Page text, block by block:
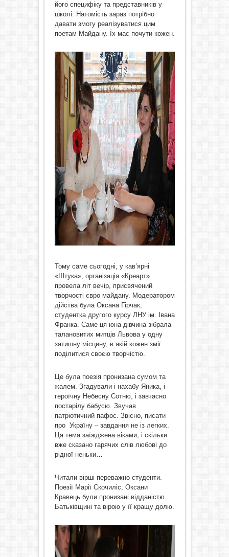
його специфіку та представників у
школі. Натомість зараз потрібно
давати змогу реалізуватися цим
поетам Майдану. Їх має почути кожен.
Тому саме сьогодні, у кав’ярні
«Штука», організація «Креарт»
провела літ вечір, присвячений
творчості євро майдану. Модератором
дійства була Оксана Гірчак,
студентка другого курсу ЛНУ ім. Івана
Франка. Саме ця юна дівчина зібрала
талановитих митців Львова у одну
затишну місцину, в якій кожен зміг
поділитися своєю творчістю.
Це була поезія пронизана сумом та
жалем. Згадували і нахабу Яника, і
героїчну Небесну Сотню, і завчасно
постарілу бабусю. Звучав
патріотичний пафос. Звісно, писати
про Україну – завдання не із легких.
Ця тема заїжджена віками, і скільки
вже сказано гарячих слів любові до
рідної неньки…
Читали вірші переважно студенти.
Поезії Марії Скочиліс, Оксани
Кравець були пронизані відданістю
Батьківщині та вірою у її кращу долю.